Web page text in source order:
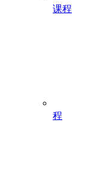
课程
程